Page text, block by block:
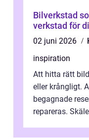
Bilverkstad sollentuna
verkstad för
02 juni 2026
inspiration
Att hitta rätt
eller krångligt.
begagnade
repareras.